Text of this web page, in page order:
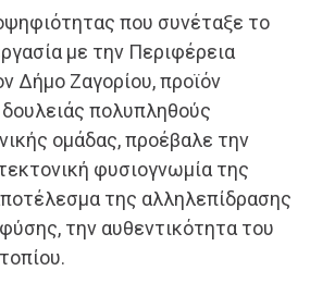
που συνέταξε το
με την Περιφέρεια
Δήμο Ζαγορίου, προϊόν
πολυπληθούς
ομάδας, προέβαλε την
φυσιογνωμία της
της αλληλεπίδρασης
την αυθεντικότητα του